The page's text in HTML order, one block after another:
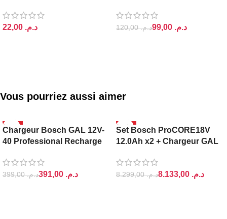
د.م. د.م.120,00 د.م.
Vous pourriez aussi aimer
-2%
Chargeur Bosch GAL 12V-
40 Professional Recharge
د.م.399,00 د.م.
-2%
Set Bosch ProCORE18V
12.0Ah x2 + Chargeur GAL
د.م.8.299,00 د.م.